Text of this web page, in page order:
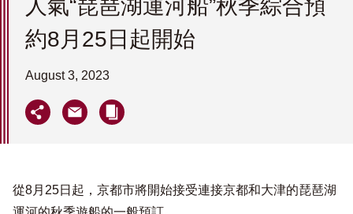
人氣“琵琶湖運河船”秋季綜合預
約8月25日起開始
August 3, 2023
從8月25日起，京都市將開始接受連接京都和大津的琵琶湖